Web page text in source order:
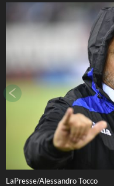
LaPresse/Alessandro Tocco